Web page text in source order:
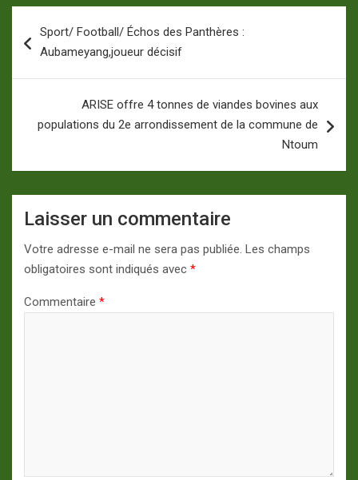
de
Sport/ Football/ Échos des Panthères :
Aubameyang,joueur décisif
ARISE offre 4 tonnes de viandes bovines aux
populations du 2e arrondissement de la commune de
Ntoum
Laisser un commentaire
Votre adresse e-mail ne sera pas publiée. Les champs
obligatoires sont indiqués avec *
Commentaire *